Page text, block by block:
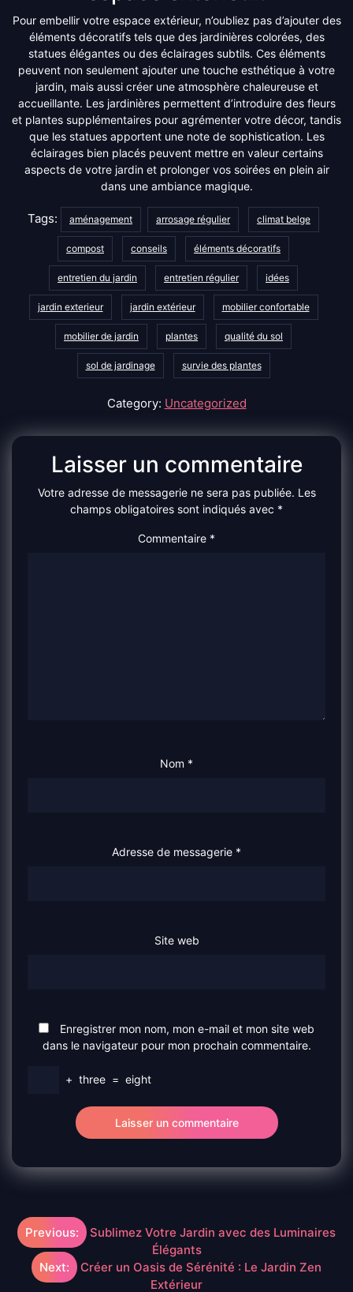
Pour embellir votre espace extérieur, n’oubliez pas d’ajouter des
éléments décoratifs tels que des jardinières colorées, des
statues élégantes ou des éclairages subtils. Ces éléments
peuvent non seulement ajouter une touche esthétique à votre
jardin, mais aussi créer une atmosphère chaleureuse et
accueillante. Les jardinières permettent d’introduire des fleurs
et plantes supplémentaires pour agrémenter votre décor, tandis
que les statues apportent une note de sophistication. Les
éclairages bien placés peuvent mettre en valeur certains
aspects de votre jardin et prolonger vos soirées en plein air
dans une ambiance magique.
Tags: aménagement arrosage régulier climat belge
compost conseils éléments décoratifs
entretien du jardin entretien régulier idées
jardin exterieur jardin extérieur mobilier confortable
mobilier de jardin plantes qualité du sol
sol de jardinage survie des plantes
Category: Uncategorized
Laisser un commentaire
Votre adresse de messagerie ne sera pas publiée. Les
champs obligatoires sont indiqués avec *
Commentaire *
Nom *
Adresse de messagerie *
Site web
Enregistrer mon nom, mon e-mail et mon site web
dans le navigateur pour mon prochain commentaire.
+ three = eight
Navigation
de
Previous:
Sublimez Votre Jardin avec des Luminaires
Élégants
Next:
Créer un Oasis de Sérénité : Le Jardin Zen
Extérieur